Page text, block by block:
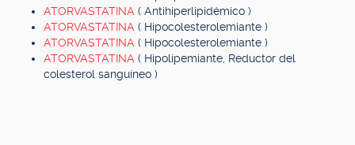
ATORVASTATINA ( Antihiperlipidémico )
ATORVASTATINA ( Hipocolesterolemiante )
ATORVASTATINA ( Hipocolesterolemiante )
ATORVASTATINA ( Hipolipemiante, Reductor del
colesterol sanguíneo )